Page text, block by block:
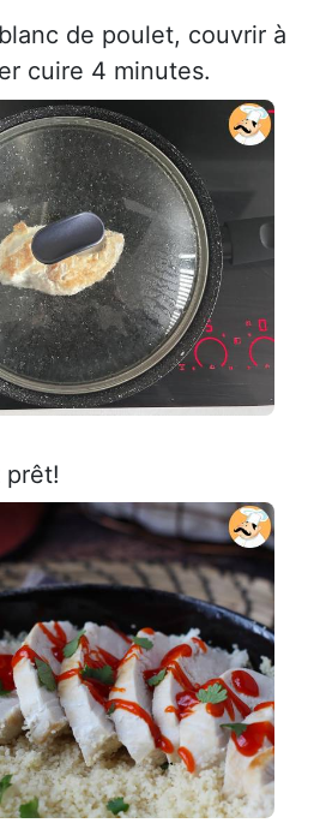
de poulet, couvrir à
cuire 4 minutes.
prêt!